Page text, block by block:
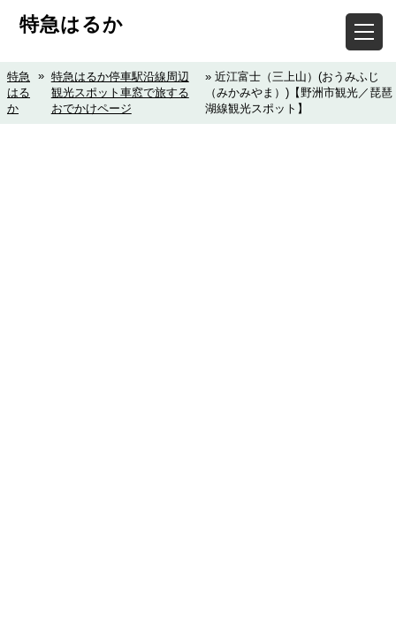
特急はるか
特急
はる
か
» 特急はるか停車駅沿線周辺
観光スポット車窓で旅する
おでかけページ
» 近江富士（三上山）(おうみふじ
（みかみやま）)【野洲市観光／琵琶
湖線観光スポット】